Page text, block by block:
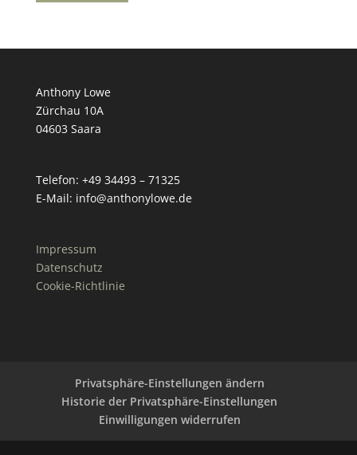
Anthony Lowe
Zürchau 10A
04603 Saara
Telefon: +49 34493 – 71325
E-Mail: info@anthonylowe.de
Impressum
Datenschutz
Cookie-Richtlinie
Privatsphäre-Einstellungen ändern
Historie der Privatsphäre-Einstellungen
Einwilligungen widerrufen